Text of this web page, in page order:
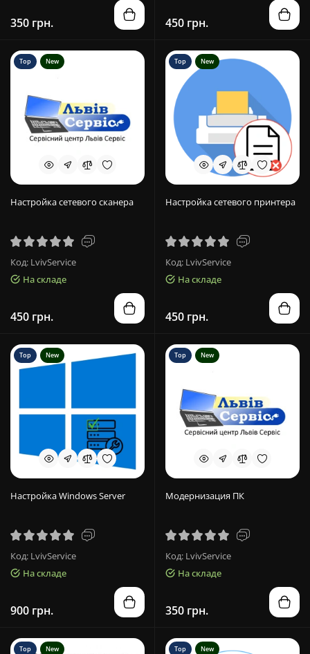
350 грн. 450 грн.
Top New
Настройка сетевого сканера
Код: LvivService
На складе
450 грн.
Top New
Настройка сетевого принтера
Код: LvivService
На складе
450 грн.
Top New
Настройка Windows Server
Код: LvivService
На складе
900 грн.
Top New
Модернизация ПК
Код: LvivService
На складе
350 грн.
Top New Top New